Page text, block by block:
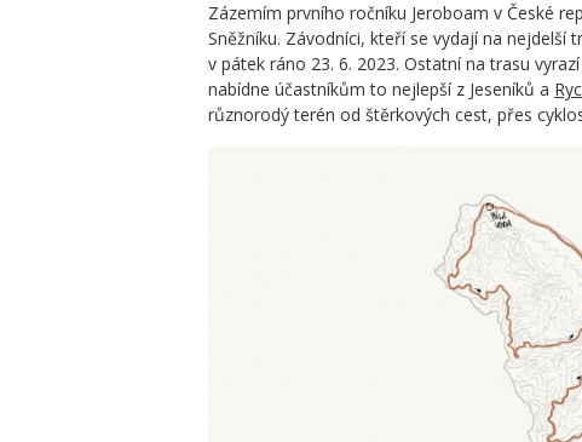
Zázemím prvního ročníku Jeroboam v České
Sněžníku. Závodníci, kteří se vydají na nejdelší
v pátek ráno 23. 6. 2023. Ostatní na trasu
nabídne účastníkům to nejlepší z Jeseníků a
různorodý terén od štěrkových cest, přes